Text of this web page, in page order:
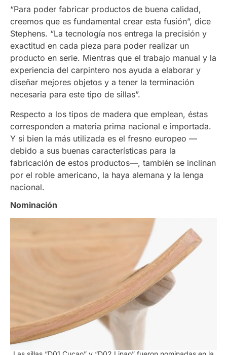
“Para poder fabricar productos de buena calidad,
creemos que es fundamental crear esta fusión”, dice
Stephens. “La tecnología nos entrega la precisión y
exactitud en cada pieza para poder realizar un
producto en serie. Mientras que el trabajo manual y la
experiencia del carpintero nos ayuda a elaborar y
diseñar mejores objetos y a tener la terminación
necesaria para este tipo de sillas”.
Respecto a los tipos de madera que emplean, éstas
corresponden a materia prima nacional e importada.
Y si bien la más utilizada es el fresno europeo —
debido a sus buenas características para la
fabricación de estos productos—, también se inclinan
por el roble americano, la haya alemana y la lenga
nacional.
Nominación